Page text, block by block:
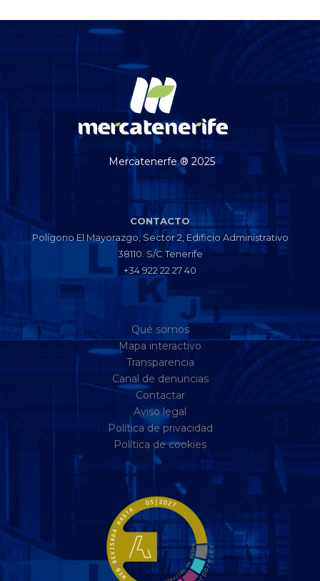
Mercatenerfe ® 2025
CONTACTO
Polígono El Mayorazgo, Sector 2, Edificio Administrativo
38110. S/C Tenerife
+34 922 22 27 40
Qué somos
Mapa interactivo
Transparencia
Canal de denuncias
Contactar
Aviso legal
Política de privacidad
Política de cookies